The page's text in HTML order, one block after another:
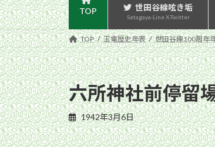
ス
キ
ッ
プ
ン
に
移
動
TOP 世田谷線呟き垢
Setagaya-Line X-Twitter
TOP 玉電歴史年表 世田谷線100周年
六所神社前停留
1942年3月6日